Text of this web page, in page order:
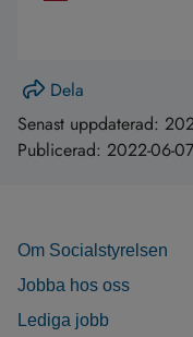
Dela
Senast uppdaterad:
Publicerad: 2022-06-07
Om Socialstyrelsen
Jobba hos oss
Lediga jobb